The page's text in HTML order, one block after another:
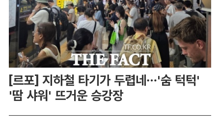
[르포] 지하철 타기가 두렵네…'숨 턱턱'
'땀 샤워' 뜨거운 승강장